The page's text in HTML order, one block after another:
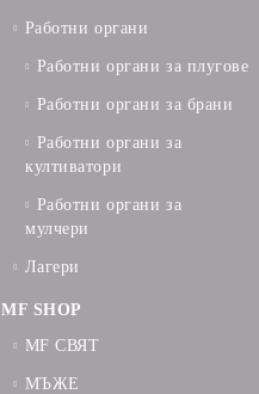
Работни органи
Работни органи за плугове
Работни органи за брани
Работни органи за
култиватори
Работни органи за
мулчери
Лагери
MF SHOP
MF СВЯТ
МЪЖЕ